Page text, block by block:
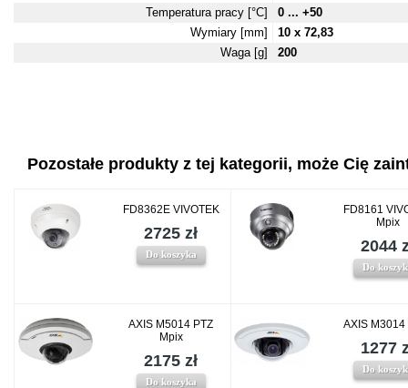
Temperatura pracy [°C]
0 ... +50
Wymiary [mm]
10 x 72,83
Waga [g]
200
Pozostałe produkty z tej kategorii, może Cię
FD8362E VIVOTEK
2725 zł
Do koszyka
FD8161
Mpix
2044
Do
AXIS M5014 PTZ
Mpix
2175 zł
Do koszyka
AXIS
1277
Do